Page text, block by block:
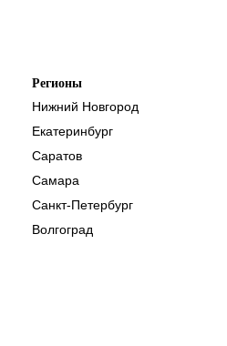
Регионы
Нижний Новгород
Екатеринбург
Саратов
Самара
Санкт-Петербург
Волгоград